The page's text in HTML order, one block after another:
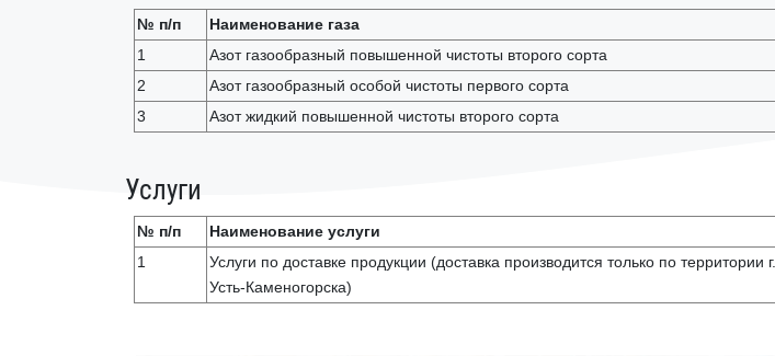
№ п/п Наименование газа
1
Азот газообразный повышенной чистоты второго сорта
2
Азот газообразный особой чистоты первого сорта
3
Азот жидкий повышенной чистоты второго сорта
Услуги
№ п/п Наименование услуги
1
Услуги по доставке продукции (доставка производится только по территории г.
Усть-Каменогорска)